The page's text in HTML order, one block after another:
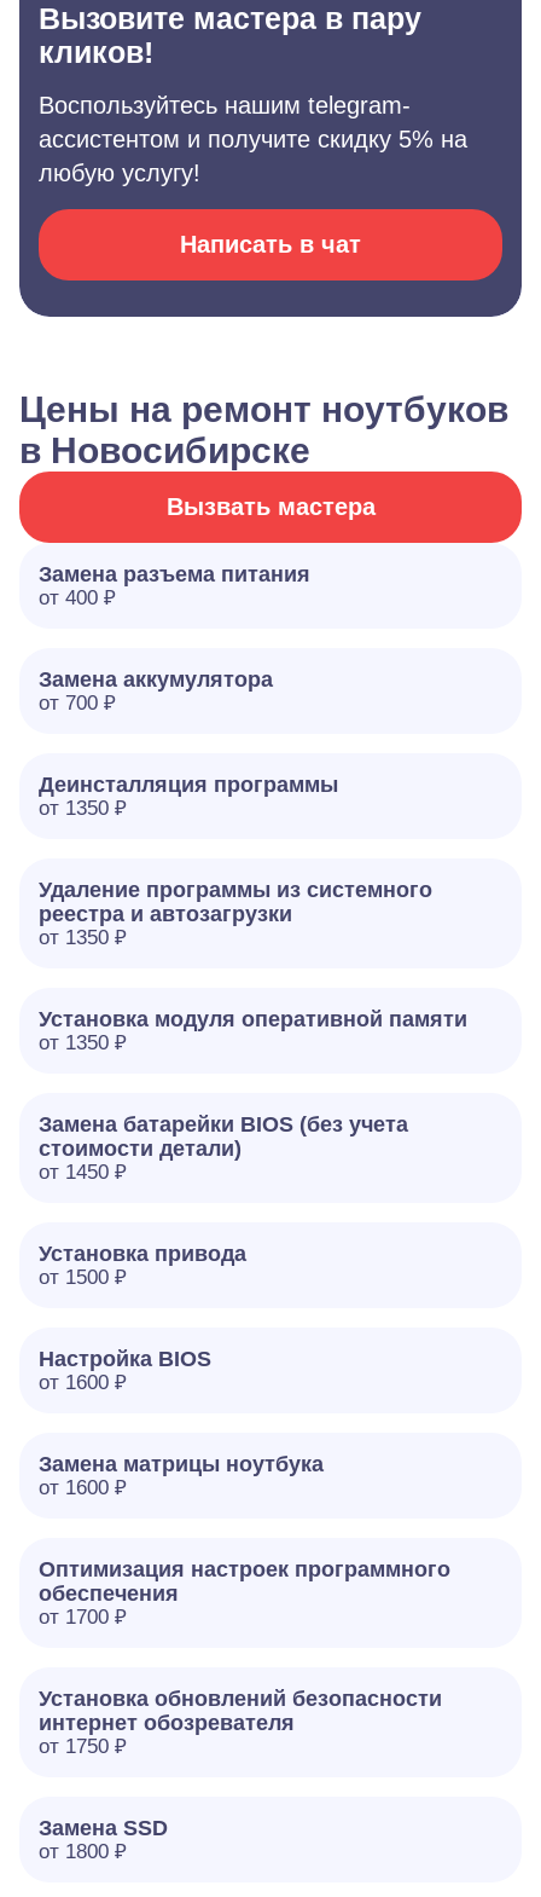
Вызовите мастера в пару
кликов!
Воспользуйтесь нашим telegram-
ассистентом и получите скидку 5% на
любую услугу!
Написать в чат
Цены на ремонт ноутбуков
в Новосибирске
Вызвать мастера
Замена разъема питания
от 400 ₽
Замена аккумулятора
от 700 ₽
Деинсталляция программы
от 1350 ₽
Удаление программы из системного
реестра и автозагрузки
от 1350 ₽
Установка модуля оперативной памяти
от 1350 ₽
Замена батарейки BIOS (без учета
стоимости детали)
от 1450 ₽
Установка привода
от 1500 ₽
Настройка BIOS
от 1600 ₽
Замена матрицы ноутбука
от 1600 ₽
Оптимизация настроек программного
обеспечения
от 1700 ₽
Установка обновлений безопасности
интернет обозревателя
от 1750 ₽
Замена SSD
от 1800 ₽